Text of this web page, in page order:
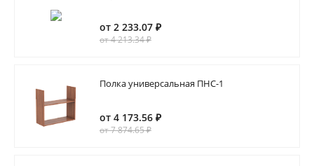
от 2 233.07 ₽
от 4 213.34 ₽
Полка универсальная ПНС-1
от 4 173.56 ₽
от 7 874.65 ₽